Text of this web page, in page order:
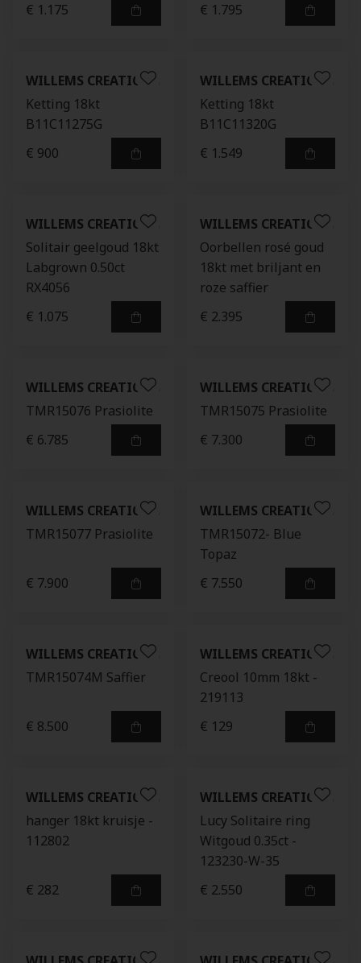
€ 1.175
€ 1.795
WILLEMS CREATIONS
Ketting 18kt
B11C11275G
€ 900
WILLEMS CREATIONS
Ketting 18kt
B11C11320G
€ 1.549
WILLEMS CREATIONS
Solitair geelgoud 18kt
Labgrown 0.50ct
RX4056
€ 1.075
WILLEMS CREATIONS
Oorbellen rosé goud
18kt met briljant en
roze saffier
€ 2.395
WILLEMS CREATIONS
TMR15076 Prasiolite
€ 6.785
WILLEMS CREATIONS
TMR15075 Prasiolite
€ 7.300
WILLEMS CREATIONS
TMR15077 Prasiolite
€ 7.900
WILLEMS CREATIONS
TMR15072- Blue
Topaz
€ 7.550
WILLEMS CREATIONS
TMR15074M Saffier
€ 8.500
WILLEMS CREATIONS
Creool 10mm 18kt -
219113
€ 129
WILLEMS CREATIONS
hanger 18kt kruisje -
112802
€ 282
WILLEMS CREATIONS
Lucy Solitaire ring
Witgoud 0.35ct -
123230-W-35
€ 2.550